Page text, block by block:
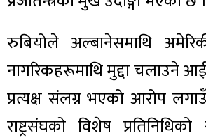
रुबियोले अल्बानेसमाथि
नागरिकहरूमाथि मुद्दा चलाउने
प्रत्यक्ष संलग्न भएको आरोप
राष्ट्रसंघको विशेष